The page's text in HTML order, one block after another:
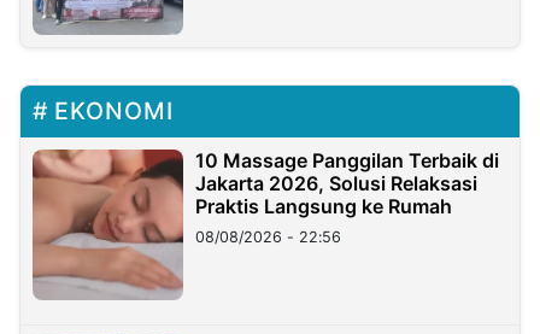
EKONOMI
10 Massage Panggilan Terbaik di
Jakarta 2026, Solusi Relaksasi
Praktis Langsung ke Rumah
08/08/2026 - 22:56